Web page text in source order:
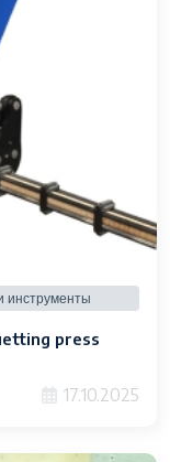
инструменты
press
17.10.2025